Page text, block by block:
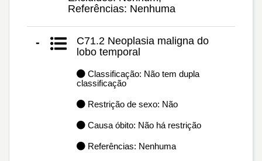
Referências: Nenhuma
-
C71.2 Neoplasia maligna do
lobo temporal
Classificação: Não tem dupla
classificação
Restrição de sexo: Não
Causa óbito: Não há restrição
Referências: Nenhuma